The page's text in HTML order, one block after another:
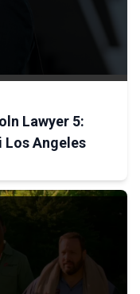
Lawyer 5:
Los Angeles